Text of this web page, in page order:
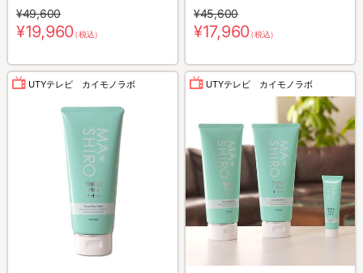
ナンスウェア リカバース／長袖
長ズボン／2着セット／上下セ
ット／リカバリーウェア
¥49,600
¥19,960（税込）
ナンスウェア リカバース／半袖
半ズボン／2着セット／上下セ
ット／リカバリーウェア
¥45,600
¥17,960（税込）
UTYテレビ カイモノラボ UTYテレビ カイモノラボ